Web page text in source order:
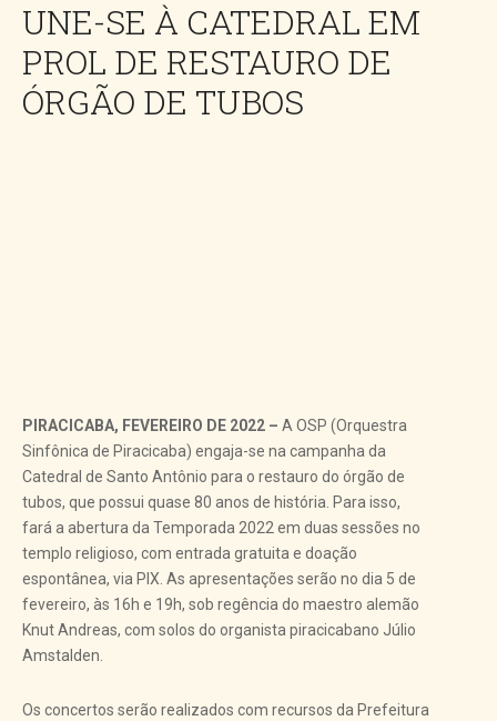
UNE-SE À CATEDRAL EM
PROL DE RESTAURO DE
ÓRGÃO DE TUBOS
PIRACICABA, FEVEREIRO DE 2022 – A OSP (Orquestra
Sinfônica de Piracicaba) engaja-se na campanha da
Catedral de Santo Antônio para o restauro do órgão de
tubos, que possui quase 80 anos de história. Para isso,
fará a abertura da Temporada 2022 em duas sessões no
templo religioso, com entrada gratuita e doação
espontânea, via PIX. As apresentações serão no dia 5 de
fevereiro, às 16h e 19h, sob regência do maestro alemão
Knut Andreas, com solos do organista piracicabano Júlio
Amstalden.
Os concertos serão realizados com recursos da Prefeitura